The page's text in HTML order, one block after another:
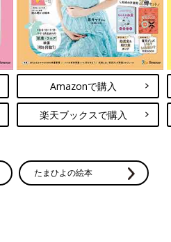
Amazonで購入
楽天ブックスで購入
たまひよの絵本